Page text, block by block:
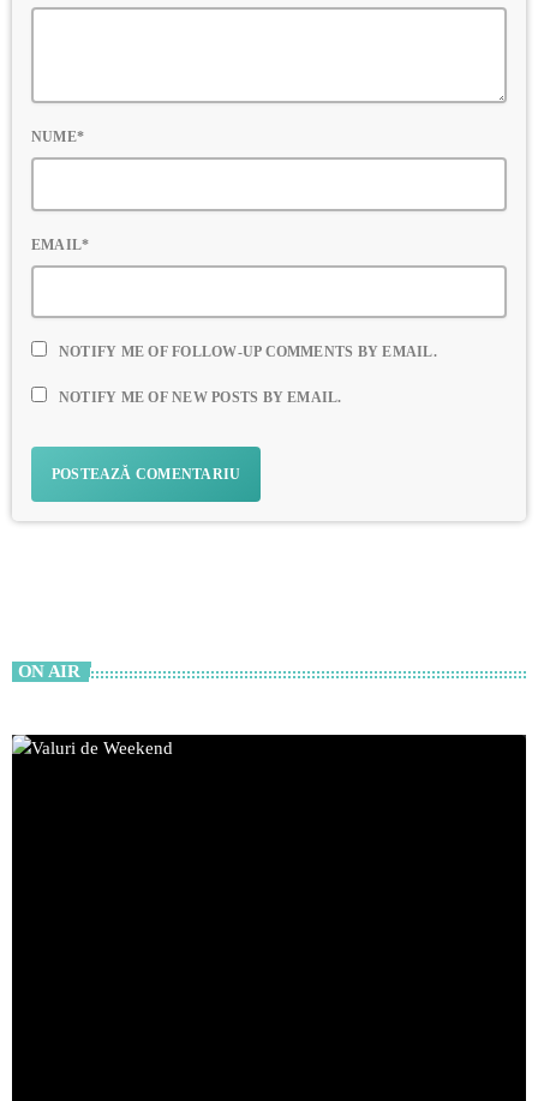
NUME*
EMAIL*
NOTIFY ME OF FOLLOW-UP COMMENTS BY EMAIL.
NOTIFY ME OF NEW POSTS BY EMAIL.
ON AIR